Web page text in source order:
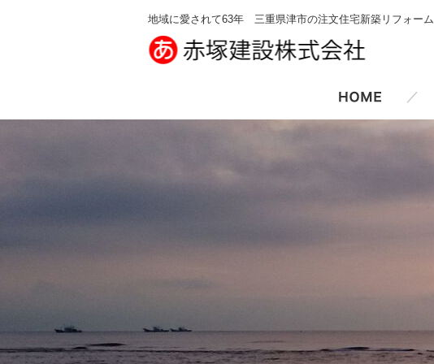
地域に愛されて63年 三重県津市の注文住宅新築リフォーム
／